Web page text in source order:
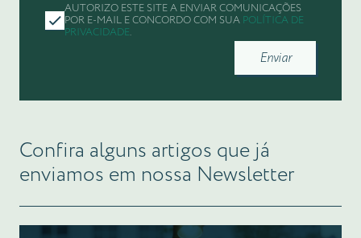
AUTORIZO ESTE SITE A ENVIAR COMUNICAÇÕES
POR E-MAIL E CONCORDO COM SUA POLÍTICA DE
PRIVACIDADE.
Enviar
Confira alguns artigos que já
enviamos em nossa Newsletter